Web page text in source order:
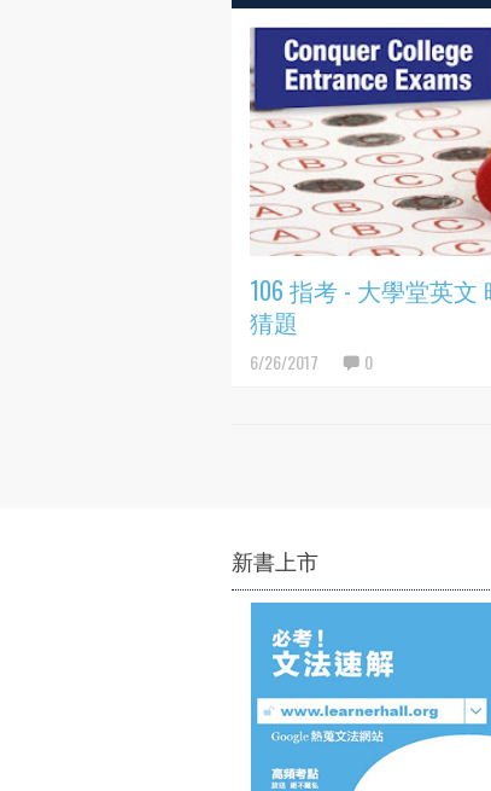
106 指考 - 大學堂英文
猜題
6/26/2017 0
新書上市